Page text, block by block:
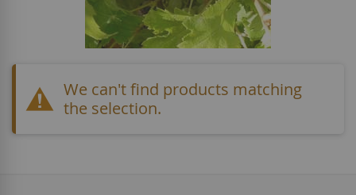
We can't find products matching
the selection.